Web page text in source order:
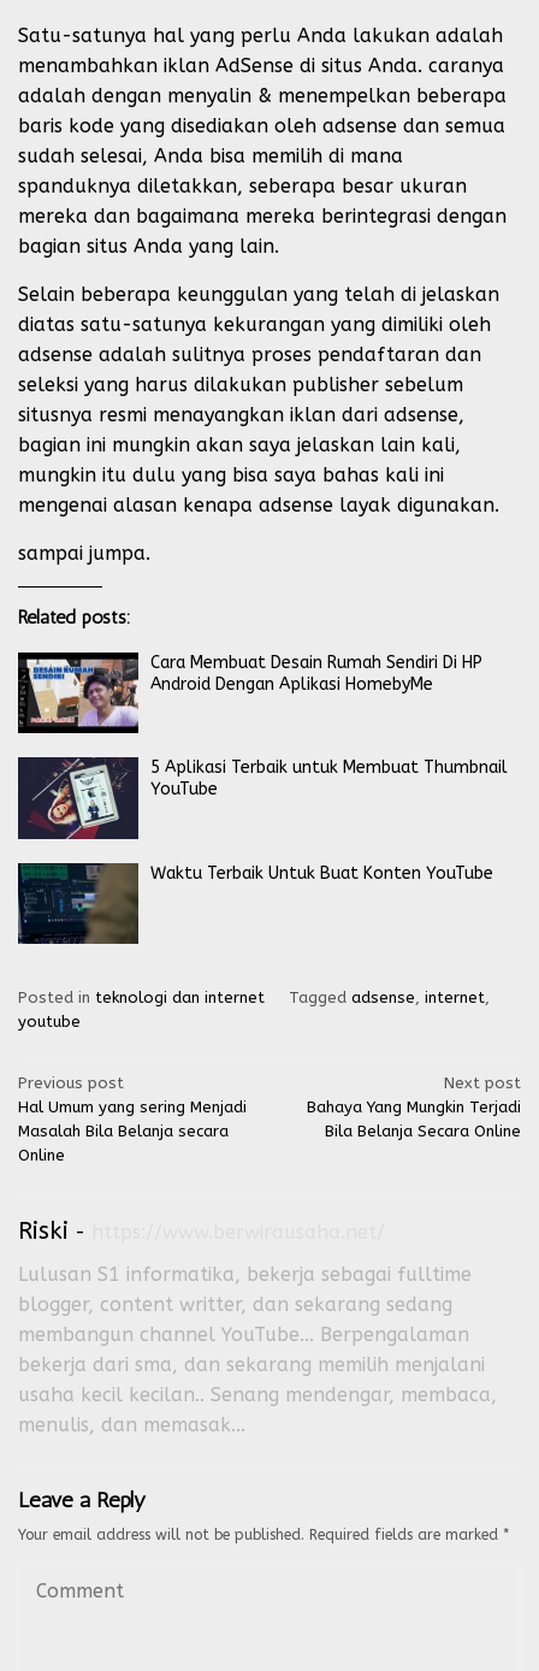
Satu-satunya hal yang perlu Anda lakukan adalah
menambahkan iklan AdSense di situs Anda. caranya
adalah dengan menyalin & menempelkan beberapa
baris kode yang disediakan oleh adsense dan semua
sudah selesai, Anda bisa memilih di mana
spanduknya diletakkan, seberapa besar ukuran
mereka dan bagaimana mereka berintegrasi dengan
bagian situs Anda yang lain.
Selain beberapa keunggulan yang telah di jelaskan
diatas satu-satunya kekurangan yang dimiliki oleh
adsense adalah sulitnya proses pendaftaran dan
seleksi yang harus dilakukan publisher sebelum
situsnya resmi menayangkan iklan dari adsense,
bagian ini mungkin akan saya jelaskan lain kali,
mungkin itu dulu yang bisa saya bahas kali ini
mengenai alasan kenapa adsense layak digunakan.
sampai jumpa.
Related posts:
Cara Membuat Desain Rumah Sendiri Di HP
Android Dengan Aplikasi HomebyMe
5 Aplikasi Terbaik untuk Membuat Thumbnail
YouTube
Waktu Terbaik Untuk Buat Konten YouTube
Posted in teknologi dan internet Tagged adsense, internet,
youtube
Post
navigation
Previous post
Hal Umum yang sering Menjadi
Masalah Bila Belanja secara
Online
Next post
Bahaya Yang Mungkin Terjadi
Bila Belanja Secara Online
Riski -
Lulusan S1 informatika, bekerja sebagai fulltime
blogger, content writter, dan sekarang sedang
membangun channel YouTube... Berpengalaman
bekerja dari sma, dan sekarang memilih menjalani
usaha kecil kecilan.. Senang mendengar, membaca,
menulis, dan memasak...
Leave a Reply
Your email address will not be published. Required fields are marked *